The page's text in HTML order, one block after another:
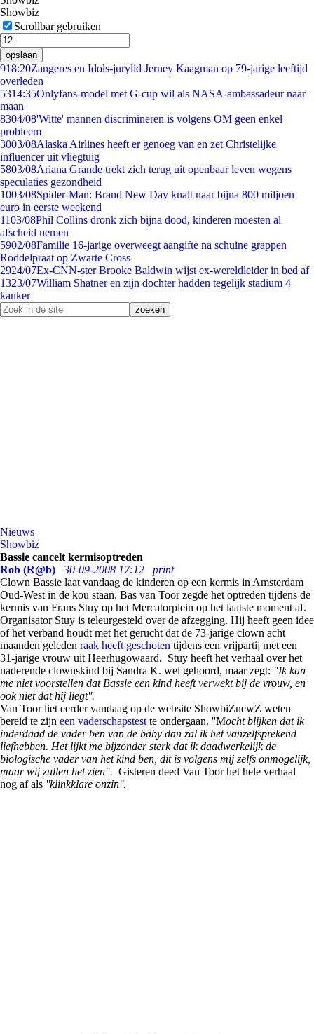
Showbiz
Scrollbar gebruiken
opslaan
918:20Zangeres en Idols-jurylid Jerney Kaagman op 79-jarige leeftijd
overleden
5314:35Onlyfans-model met G-cup wil als NASA-ambassadeur naar
maan
8304/08'Witte' mannen discrimineren is volgens OM geen enkel
probleem
3003/08Alaska Airlines heeft er genoeg van en zet Christelijke
influencer uit vliegtuig
5803/08Ariana Grande trekt zich terug uit openbaar leven wegens
speculaties gezondheid
1003/08Spider-Man: Brand New Day knalt naar bijna 800 miljoen
euro in eerste weekend
1103/08Phil Collins dronk zich bijna dood, kinderen moesten al
afscheid nemen
5902/08Familie 16-jarige overweegt aangifte na schuine grappen
Roddelpraat op Zwarte Cross
2924/07Ex-CNN-ster Brooke Baldwin wijst ex-wereldleider in bed af
1323/07William Shatner en zijn dochter hadden tegelijk stadium 4
kanker
Nieuws
Showbiz
Bassie cancelt kermisoptreden
Rob (R@b)
30-09-2008 17:12
print
Clown Bassie laat vandaag de kinderen op een kermis in Amsterdam
Oud-West in de kou staan. Bas van Toor zegde het optreden tijdens de
kermis van Frans Stuy op het Mercatorplein op het laatste moment af.
Organisator Stuy is teleurgesteld over de afzegging. Hij heeft geen idee
of het verband houdt met het gerucht dat de 73-jarige clown acht
maanden geleden raak heeft geschoten tijdens een vrijpartij met een
31-jarige vrouw uit Heerhugowaard. Stuy heeft het verhaal over het
naderende clownskind bij Sandra K. wel gehoord, maar zegt: "Ik kan
me niet voorstellen dat Bassie een kind heeft verwekt bij de vrouw, en
ook niet dat hij liegt''.
Van Toor liet eerder vandaag op de website ShowbiZnewZ weten
bereid te zijn een vaderschapstest te ondergaan. ''Mocht blijken dat ik
inderdaad de vader ben van de baby dan zal ik het vanzelfsprekend
liefhebben. Het lijkt me bijzonder sterk dat ik daadwerkelijk de
biologische vader van het kind ben, dit is volgens mij zelfs onmogelijk,
maar wij zullen het zien". Gisteren deed Van Toor het hele verhaal
nog af als ''klinkklare onzin''.